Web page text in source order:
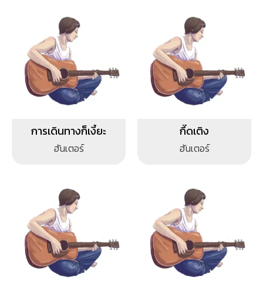
การเดินทางก็เงี้ยะ
ฮันเตอร์
กึ๊ดเติง
ฮันเตอร์